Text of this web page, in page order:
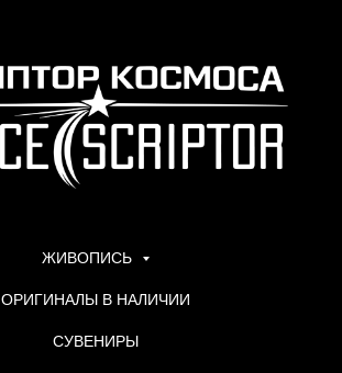
ЖИВОПИСЬ
ОРИГИНАЛЫ В НАЛИЧИИ
СУВЕНИРЫ